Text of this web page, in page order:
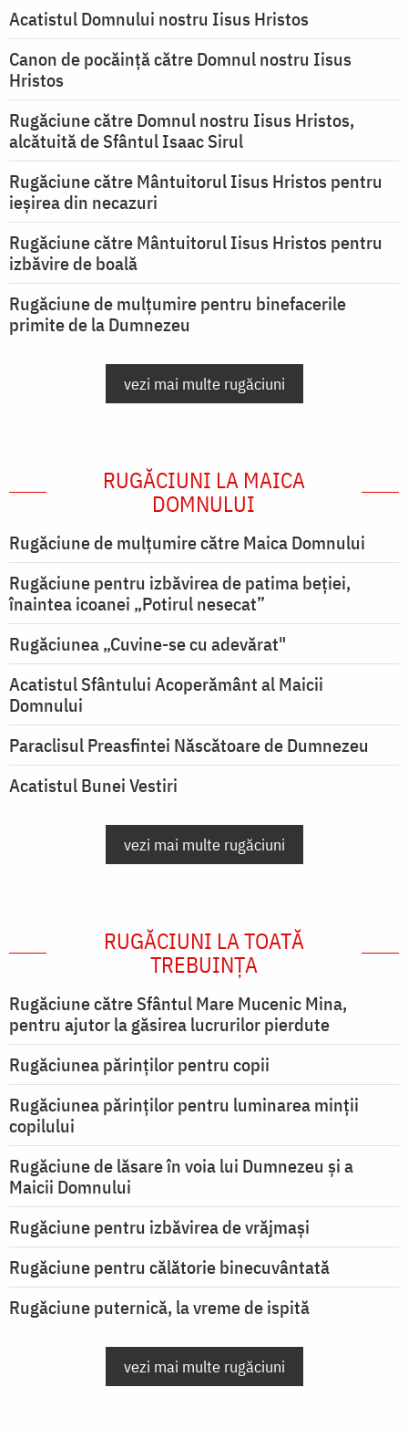
Acatistul Domnului nostru Iisus Hristos
Canon de pocăință către Domnul nostru Iisus
Hristos
Rugăciune către Domnul nostru Iisus Hristos,
alcătuită de Sfântul Isaac Sirul
Rugăciune către Mântuitorul Iisus Hristos pentru
ieşirea din necazuri
Rugăciune către Mântuitorul Iisus Hristos pentru
izbăvire de boală
Rugăciune de mulțumire pentru binefacerile
primite de la Dumnezeu
vezi mai multe rugăciuni
RUGĂCIUNI LA MAICA
DOMNULUI
Rugăciune de mulţumire către Maica Domnului
Rugăciune pentru izbăvirea de patima beției,
înaintea icoanei „Potirul nesecat”
Rugăciunea „Cuvine-se cu adevărat"
Acatistul Sfântului Acoperământ al Maicii
Domnului
Paraclisul Preasfintei Născătoare de Dumnezeu
Acatistul Bunei Vestiri
vezi mai multe rugăciuni
RUGĂCIUNI LA TOATĂ
TREBUINȚA
Rugăciune către Sfântul Mare Mucenic Mina,
pentru ajutor la găsirea lucrurilor pierdute
Rugăciunea părinților pentru copii
Rugăciunea părinților pentru luminarea minţii
copilului
Rugăciune de lăsare în voia lui Dumnezeu şi a
Maicii Domnului
Rugăciune pentru izbăvirea de vrăjmași
Rugăciune pentru călătorie binecuvântată
Rugăciune puternică, la vreme de ispită
vezi mai multe rugăciuni